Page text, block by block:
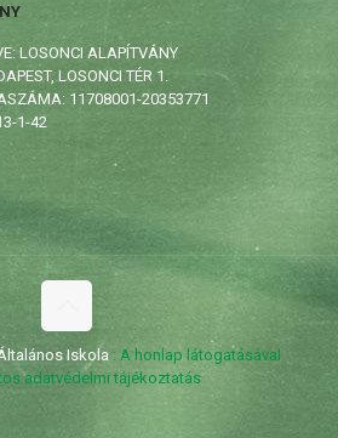
LOSONCI ALAPÍTVÁNY
LOSONCI TÉR 1.
11708001-20353771
1-42
Iskola : A honlap látogatásával
adatvédelmi tájékoztatás